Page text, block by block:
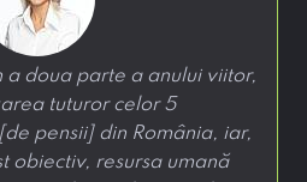
a doua parte a anului viitor,
tuturor celor 5
pensii] din România, iar,
obiectiv, resursa umană